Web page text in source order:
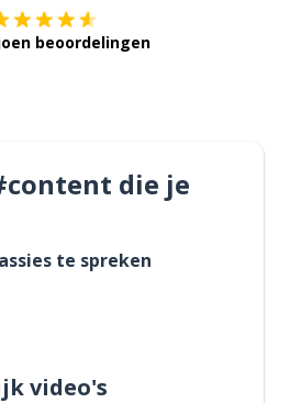
beoordelingen
die je
te spreken
video's